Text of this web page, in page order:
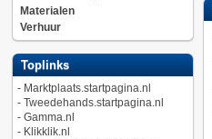
Materialen
Verhuur
Toplinks
- Marktplaats.startpagina.nl
- Tweedehands.startpagina.nl
- Gamma.nl
- Klikklik.nl